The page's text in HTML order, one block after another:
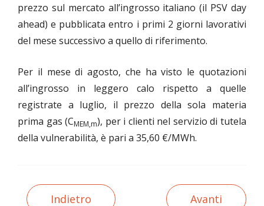
prezzo sul mercato all’ingrosso italiano (il PSV day
ahead) e pubblicata entro i primi 2 giorni lavorativi
del mese successivo a quello di riferimento.
Per il mese di agosto, che ha visto le quotazioni
all’ingrosso in leggero calo rispetto a quelle
registrate a luglio, il prezzo della sola materia
prima gas (CMEM,m), per i clienti nel servizio di tutela
della vulnerabilità, è pari a 35,60 €/MWh.
Indietro Avanti